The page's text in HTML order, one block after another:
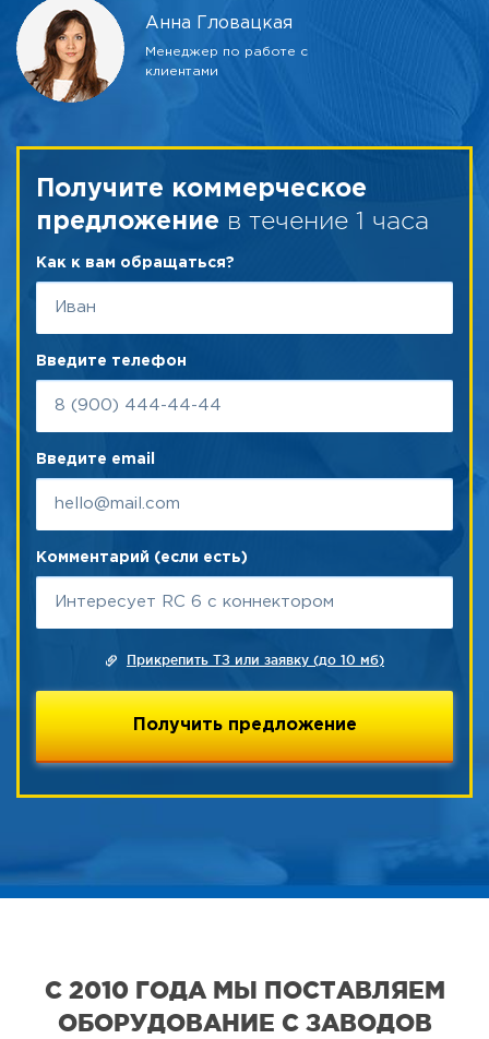
Анна Гловацкая
Менеджер по работе с
клиентами
Получите коммерческое
предложение в течение 1 часа
Как к вам обращаться?
Введите телефон
Введите email
Комментарий (если есть)
Прикрепить ТЗ или заявку (до 10 мб)
С 2010 ГОДА МЫ ПОСТАВЛЯЕМ
ОБОРУДОВАНИЕ С ЗАВОДОВ